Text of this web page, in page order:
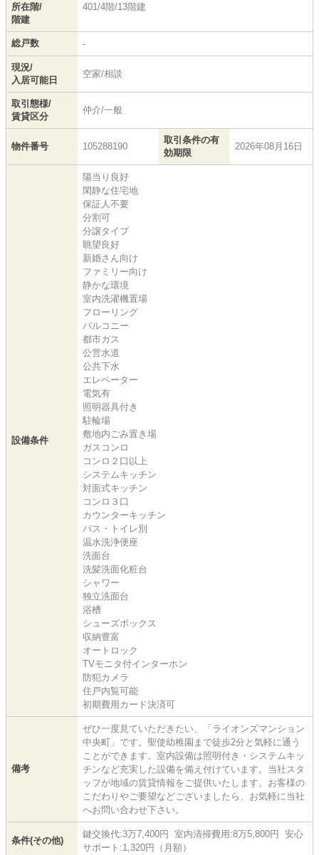
所在階/
階建
401/4階/13階建
総戸数 -
現況/
入居可能日
空家/相談
取引態様/
賃貸区分
仲介/一般
物件番号 105288190
取引条件の有
効期限
2026年08月16日
設備条件
陽当り良好
閑静な住宅地
保証人不要
分割可
分譲タイプ
眺望良好
新婚さん向け
ファミリー向け
静かな環境
室内洗濯機置場
フローリング
バルコニー
都市ガス
公営水道
公共下水
エレベーター
電気有
照明器具付き
駐輪場
敷地内ごみ置き場
ガスコンロ
コンロ２口以上
システムキッチン
対面式キッチン
コンロ３口
カウンターキッチン
バス・トイレ別
温水洗浄便座
洗面台
洗髪洗面化粧台
シャワー
独立洗面台
浴槽
シューズボックス
収納豊富
オートロック
TVモニタ付インターホン
防犯カメラ
住戸内覧可能
初期費用カード決済可
備考
ぜひ一度見ていただきたい、「ライオンズマンション
中央町」です。聖使幼稚園まで徒歩2分と気軽に通う
ことができます。室内設備は照明付き・システムキッ
チンなど充実した設備を備え付けています。当社スタ
ッフが地域の賃貸情報をご提供いたします。お客様の
こだわりやご要望などございましたら、お気軽に当社
へお問い合わせ下さい。
条件(その他)
鍵交換代:3万7,400円 室内清掃費用:8万5,800円 安心
サポート:1,320円（月額）